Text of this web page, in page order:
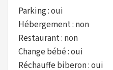
Parking : oui
Hébergement : non
Restaurant : non
Change bébé : oui
Réchauffe biberon : oui